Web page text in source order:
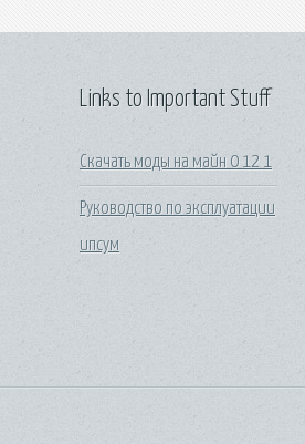
Links to Important Stuff
Скачать моды на майн 0 12 1
Руководство по эксплуатации
ипсум